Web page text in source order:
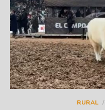
RURAL